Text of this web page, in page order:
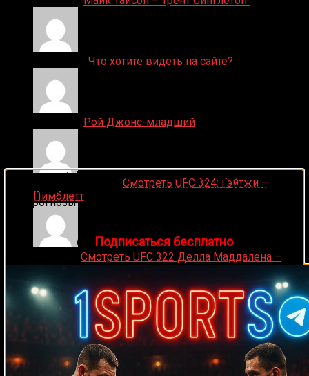
Что хотите видеть на сайте?
Рой Джонс-младший
Смотреть UFC 324: Гэйтжи –
Пимблетт
Смотреть UFC 322 Делла Маддалена –
Случайные боксеры
Грэг Эверетт Джон Мичели Бермейн Стиверн Брейдис
Прескотт Дерек Чисора Энтони Хембрик Роб
Кэллоуэй
Чарльз Мартин Дэйви Монтана Аллан Вестер Шон
Портер
Дэвид Маккласки Бен Арагон Рокки Пепели
Артур
🔥 Хочешь зарабатывать на спорте?
Подписывайся на наш Telegram-канал1Sports
прогнозы на единоборства и другие виды спорта
👉 Подписаться бесплатно